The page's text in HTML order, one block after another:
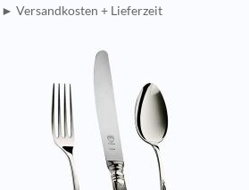
► Versandkosten + Lieferzeit